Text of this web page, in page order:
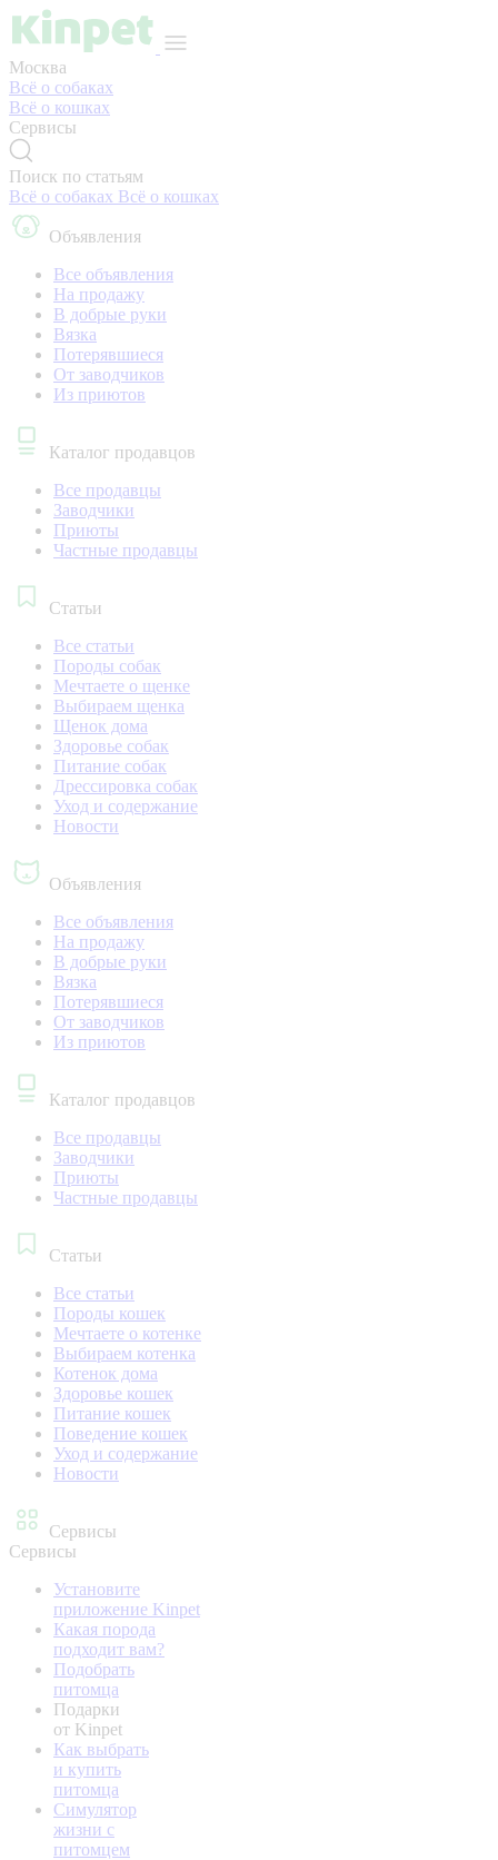
Москва
Всё о собаках
Всё о кошках
Сервисы
Поиск по статьям
Всё о собаках Всё о кошках
Объявления
Все объявления
На продажу
В добрые руки
Вязка
Потерявшиеся
От заводчиков
Из приютов
Каталог продавцов
Все продавцы
Заводчики
Приюты
Частные продавцы
Статьи
Все статьи
Породы собак
Мечтаете о щенке
Выбираем щенка
Щенок дома
Здоровье собак
Питание собак
Дрессировка собак
Уход и содержание
Новости
Объявления
Все объявления
На продажу
В добрые руки
Вязка
Потерявшиеся
От заводчиков
Из приютов
Каталог продавцов
Все продавцы
Заводчики
Приюты
Частные продавцы
Статьи
Все статьи
Породы кошек
Мечтаете о котенке
Выбираем котенка
Котенок дома
Здоровье кошек
Питание кошек
Поведение кошек
Уход и содержание
Новости
Сервисы
Сервисы
Установите
приложение Kinpet
Какая порода
подходит вам?
Подобрать
питомца
Подарки
от Kinpet
Как выбрать
и купить
питомца
Симулятор
жизни с
питомцем